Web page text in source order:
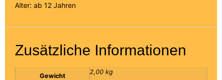
Alter: ab 12 Jahren
Zusätzliche Informationen
Gewicht
2,00 kg